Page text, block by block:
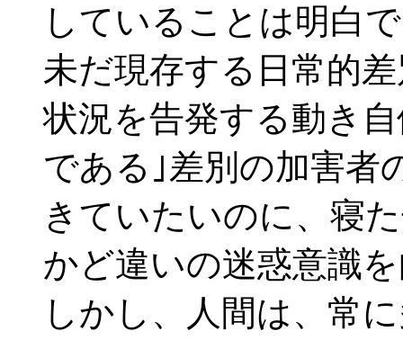
していることは明白
未だ現存する日常的
状況を告発する動き
である｣差別の加害者
きていたいのに、寝
かど違いの迷惑意識
しかし、人間は、常